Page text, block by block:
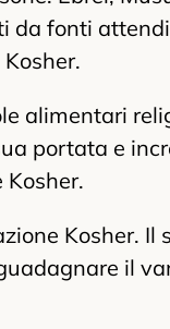
da fonti
alimentari
portata e
Kosher. Il
il